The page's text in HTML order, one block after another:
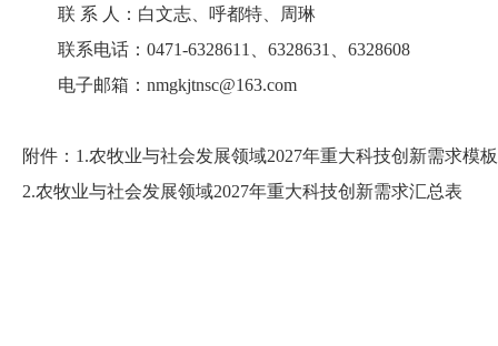
联 系 人：白文志、呼都特、周琳
联系电话：0471-6328611、6328631、6328608
电子邮箱：nmgkjtnsc@163.com
附件：1.农牧业与社会发展领域2027年重大科技创新需求模板
2.农牧业与社会发展领域2027年重大科技创新需求汇总表